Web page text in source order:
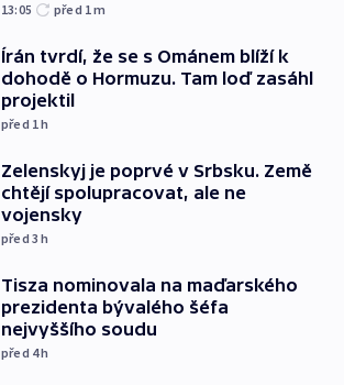
13:05 před 1m
Írán tvrdí, že se s Ománem blíží k
dohodě o Hormuzu. Tam loď zasáhl
projektil
před 1h
Zelenskyj je poprvé v Srbsku. Země
chtějí spolupracovat, ale ne
vojensky
před 3h
Tisza nominovala na maďarského
prezidenta bývalého šéfa
nejvyššího soudu
před 4h